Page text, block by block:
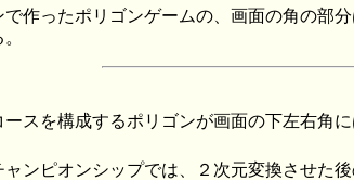
作ったポリゴンゲームの、画面の角の部
スを構成するポリゴンが画面の下左右角
ンピオンシップでは、２次元変換させた